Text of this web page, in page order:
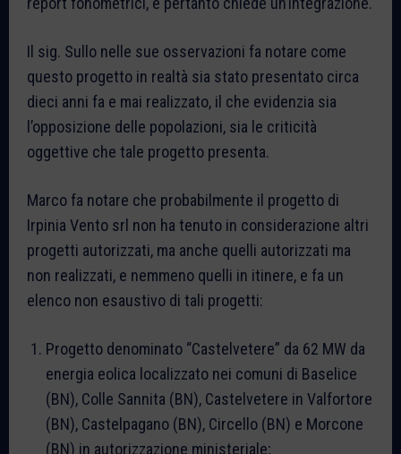
Il sig. Sullo nelle sue osservazioni fa notare come
questo progetto in realtà sia stato presentato circa
dieci anni fa e mai realizzato, il che evidenzia sia
l’opposizione delle popolazioni, sia le criticità
oggettive che tale progetto presenta.
Marco fa notare che probabilmente il progetto di
Irpinia Vento srl non ha tenuto in considerazione altri
progetti autorizzati, ma anche quelli autorizzati ma
non realizzati, e nemmeno quelli in itinere, e fa un
elenco non esaustivo di tali progetti:
Progetto denominato “Castelvetere” da 62 MW da
energia eolica localizzato nei comuni di Baselice
(BN), Colle Sannita (BN), Castelvetere in Valfortore
(BN), Castelpagano (BN), Circello (BN) e Morcone
(BN) in autorizzazione ministeriale;